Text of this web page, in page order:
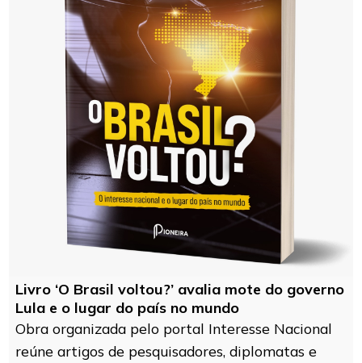
Livro ‘O Brasil voltou?’ avalia mote do governo
Lula e o lugar do país no mundo
Obra organizada pelo portal Interesse Nacional
reúne artigos de pesquisadores, diplomatas e